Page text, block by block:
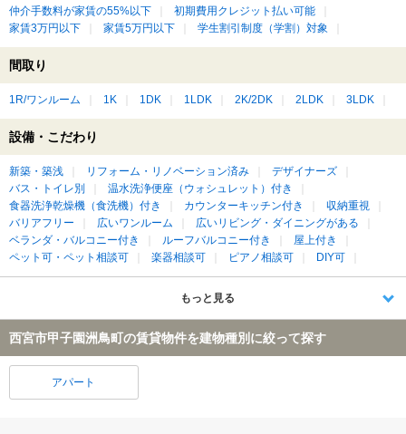
仲介手数料が家賃の55%以下
初期費用クレジット払い可能
家賃3万円以下
家賃5万円以下 学生割引制度（学割）対象
間取り
1R/ワンルーム 1K 1DK 1LDK 2K/2DK 2LDK 3LDK
設備・こだわり
新築・築浅 リフォーム・リノベーション済み
デザイナーズ
バス・トイレ別
温水洗浄便座（ウォシュレット）付き
食器洗浄乾燥機（食洗機）付き
カウンターキッチン付き
収納重視
バリアフリー
広いワンルーム
広いリビング・ダイニングがある
ベランダ・バルコニー付き
ルーフバルコニー付き
屋上付き
ペット可・ペット相談可
楽器相談可 ピアノ相談可 DIY可
もっと見る
西宮市甲子園洲鳥町の賃貸物件を建物種別に絞って探す
アパート